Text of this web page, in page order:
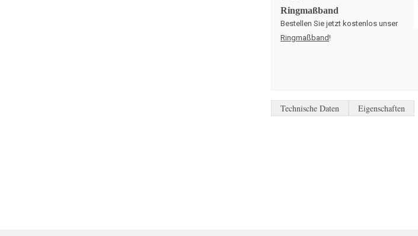
Ringmaßband
Bestellen Sie jetzt kostenlos unser
Ringmaßband!
Technische Daten Eigenschaften